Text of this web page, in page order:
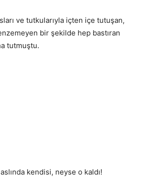
ve tutkularıyla içten içe tutuşan,
bir şekilde hep bastıran
tutmuştu.
kendisi, neyse o kaldı!